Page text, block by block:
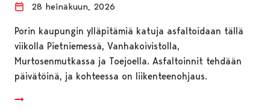
28 heinäkuun, 2026
Porin kaupungin ylläpitämiä katuja asfaltoidaan tällä
viikolla Pietniemessä, Vanhakoivistolla,
Murtosenmutkassa ja Toejoella. Asfaltoinnit tehdään
päivätöinä, ja kohteessa on liikenteenohjaus.